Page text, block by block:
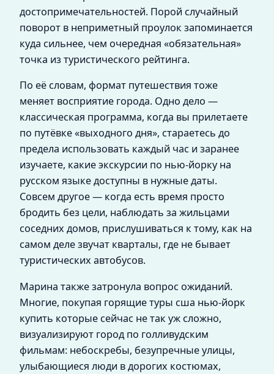
достопримечательностей. Порой случайный
поворот в неприметный проулок запоминается
куда сильнее, чем очередная «обязательная»
точка из туристического рейтинга.
По её словам, формат путешествия тоже
меняет восприятие города. Одно дело —
классическая программа, когда вы прилетаете
по путёвке «выходного дня», стараетесь до
предела использовать каждый час и заранее
изучаете, какие экскурсии по нью-йорку на
русском языке доступны в нужные даты.
Совсем другое — когда есть время просто
бродить без цели, наблюдать за жильцами
соседних домов, прислушиваться к тому, как на
самом деле звучат кварталы, где не бывает
туристических автобусов.
Марина также затронула вопрос ожиданий.
Многие, покупая горящие туры сша нью-йорк
купить которые сейчас не так уж сложно,
визуализируют город по голливудским
фильмам: небоскребы, безупречные улицы,
улыбающиеся люди в дорогих костюмах,